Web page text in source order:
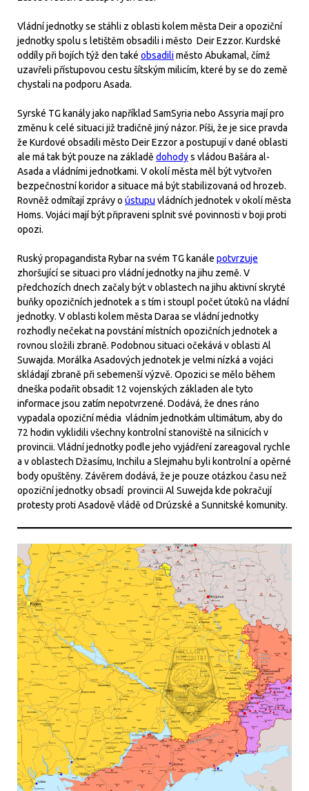
Vládní jednotky se stáhli z oblasti kolem města Deir a opoziční
jednotky spolu s letištěm obsadili i město Deir Ezzor. Kurdské
oddíly při bojích týž den také obsadiliměsto Abukamal, čímž
uzavřeli přístupovou cestu šítským milicím, které by se do země
chystali na podporu Asada.
Syrské TG kanály jako například SamSyria nebo Assyria mají pro
změnu k celé situaci již tradičně jiný názor. Píši, že je sice pravda
že Kurdové obsadili město Deir Ezzor a postupují v dané oblasti
ale má tak být pouze na základě dohodys vládou Bašára al-
Asada a vládními jednotkami. V okolí města měl být vytvořen
bezpečnostní koridor a situace má být stabilizovaná od hrozeb.
Rovněž odmítají zprávy o ústupu vládních jednotek v okolí města
Homs. Vojáci mají být připraveni splnit své povinnosti v boji proti
opozi.
Ruský propagandista Rybar na svém TG kanále potvrzuje
zhoršující se situaci pro vládní jednotky na jihu země. V
předchozích dnech začaly být v oblastech na jihu aktivní skryté
buňky opozičních jednotek a s tím i stoupl počet útoků na vládní
jednotky. V oblasti kolem města Daraa se vládní jednotky
rozhodly nečekat na povstání místních opozičních jednotek a
rovnou složili zbraně. Podobnou situaci očekává v oblasti Al
Suwajda. Morálka Asadových jednotek je velmi nízká a vojáci
skládají zbraně při sebemenší výzvě. Opozici se mělo během
dneška podařit obsadit 12 vojenských základen ale tyto
informace jsou zatím nepotvrzené. Dodává, že dnes ráno
vypadala opoziční média vládním jednotkám ultimátum, aby do
72 hodin vyklidili všechny kontrolní stanoviště na silnicích v
provincii. Vládní jednotky podle jeho vyjádření zareagoval rychle
a v oblastech Džasímu, Inchilu a Slejmahu byli kontrolní a opěrné
body opuštěny. Závěrem dodává, že je pouze otázkou času než
opoziční jednotky obsadí provincii Al Suwejda kde pokračují
protesty proti Asadově vládě od Drúzské a Sunnitské komunity.